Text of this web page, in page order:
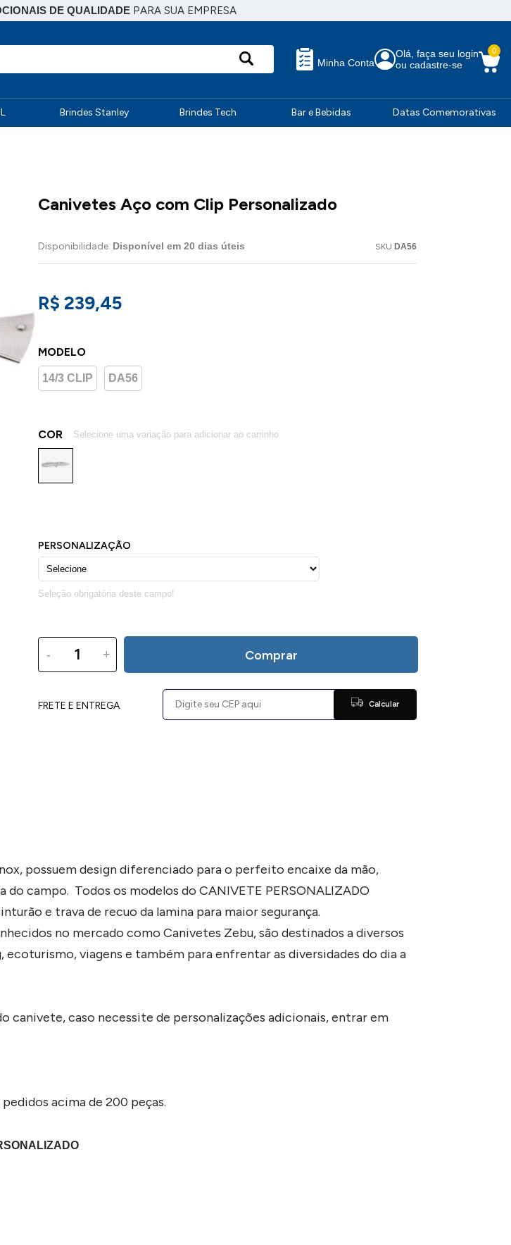
DE QUALIDADEPARA SUA EMPRESA
Minha Conta
Olá, faça seu login
ou cadastre-se
0
Brindes Stanley Brindes Tech Bar e Bebidas Datas Comemorativas
Canivetes Aço com Clip Personalizado
Disponibilidade: Disponível em 20 dias úteis SKU DA56
R$ 239,45
MODELO
14/3 CLIP DA56
COR
- + Comprar
FRETE E ENTREGA Calcular
possuem design diferenciado para o perfeito encaixe da mão,
campo. Todos os modelos do CANIVETE PERSONALIZADO
e trava de recuo da lamina para maior segurança.
no mercado como Canivetes Zebu, são destinados a diversos
viagens e também para enfrentar as diversidades do dia a
canivete, caso necessite de personalizações adicionais, entrar em
acima de 200 peças.